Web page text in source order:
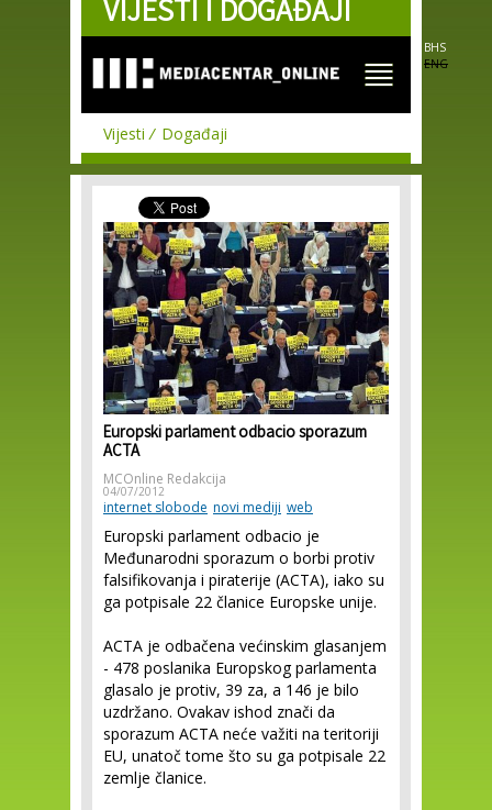
Skip to
main
VIJESTI I DOGAĐAJI
BHS
ENG
Vijesti Događaji
Europski parlament odbacio sporazum
ACTA
MCOnline Redakcija
04/07/2012
internet slobode novi mediji web
Europski parlament odbacio je
Međunarodni sporazum o borbi protiv
falsifikovanja i piraterije (ACTA), iako su
ga potpisale 22 članice Europske unije.
ACTA je odbačena većinskim glasanjem
- 478 poslanika Europskog parlamenta
glasalo je protiv, 39 za, a 146 je bilo
uzdržano. Ovakav ishod znači da
sporazum ACTA neće važiti na teritoriji
EU, unatoč tome što su ga potpisale 22
zemlje članice.